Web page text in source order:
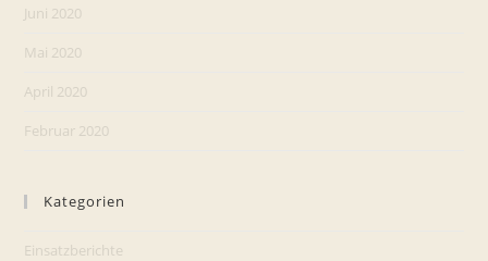
Juni 2020
Mai 2020
April 2020
Februar 2020
Kategorien
Einsatzberichte